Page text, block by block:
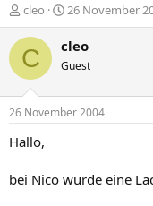
E
r
s
t
e
r
cleo
E
r
s
e
t
26 November
C cleo
Guest
26 November 2004
Hallo,
bei Nico wurde eine